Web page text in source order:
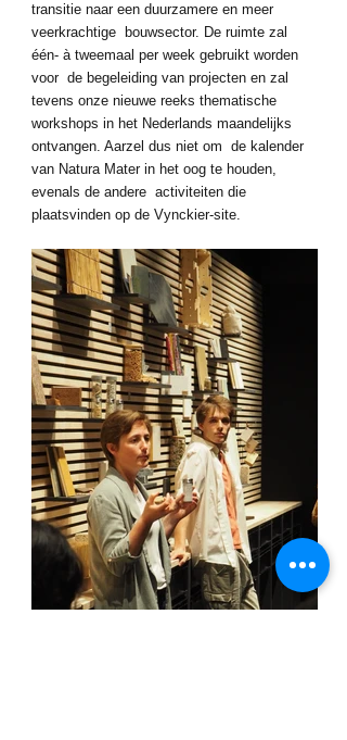
transitie naar een duurzamere en meer
veerkrachtige  bouwsector. De ruimte zal
één- à tweemaal per week gebruikt worden
voor  de begeleiding van projecten en zal
tevens onze nieuwe reeks thematische
workshops in het Nederlands maandelijks
ontvangen. Aarzel dus niet om  de kalender
van Natura Mater in het oog te houden,
evenals de andere  activiteiten die
plaatsvinden op de Vynckier-site.